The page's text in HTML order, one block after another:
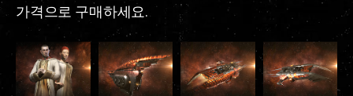
가격으로 구매하세요.